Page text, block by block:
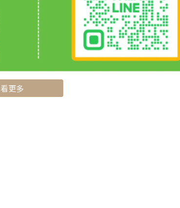
【早鳥預購★特惠最後倒數10天】
CoolJelly 勁涼冰感手持風扇
NT$638
NT$1,080
更多